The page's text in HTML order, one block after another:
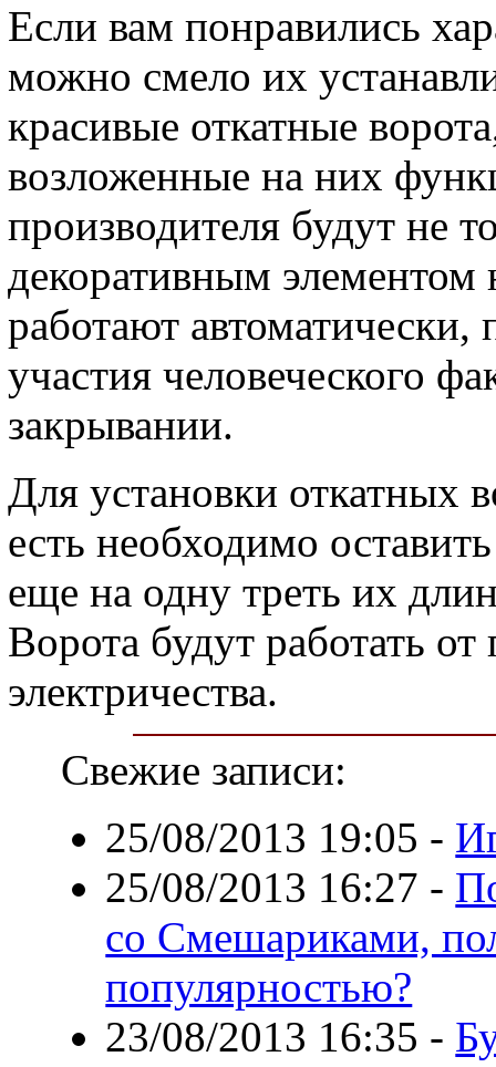
Если вам понравились
можно смело их
красивые откатные
возложенные на них
производителя будут не
декоративным
работают автоматически,
участия человеческого
закрывании.
Для установки откатных
есть необходимо
еще на одну треть их
Ворота будут работать
электричества.
Свежие записи:
25/08/2013 19:05 -
25/08/2013 16:27 -
со Смешариками,
популярностью?
23/08/2013 16:35 -